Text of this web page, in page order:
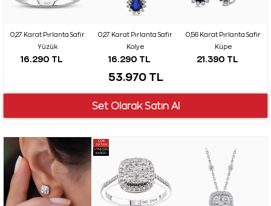
0,27 Karat Pırlanta Safir
Yüzük
16.290 TL
0,27 Karat Pırlanta Safir
Kolye
16.290 TL
0,56 Karat Pırlanta Safir
Küpe
21.390 TL
53.970 TL
ÇOK
SATAN
AYNI GÜN
KARGO